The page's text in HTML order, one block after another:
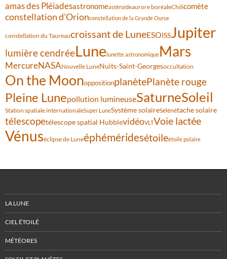
amas des Pléiadesastronomeastéroïdeaurore boréaleChilicomète
constellation d'Orionconstellation de la Grande Ourse
constellation du Taureaucroissant de LuneESOISSJupiter
lumière cendréeLune lunette astronomiqueMars
MercureNASANouvelle LuneNuits-Saint-Georgesoccultation
On the MoonoppositionplanètePlanète rouge
Pleine Lunepollution lumineuseSaturneSoleil
Station spatiale internationaleSuper LuneSystème solaireSélénétache solaire
télescopetélescope spatial HubblevidéoVLTVoie lactée
Vénuséclipse de Luneéphéméridesétoileétoile polaire
LA LUNE
CIEL ÉTOILÉ
MÉTÉORES